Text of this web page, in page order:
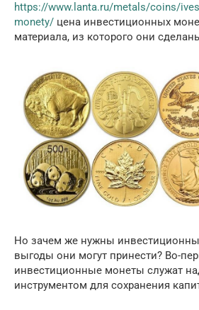
https://www.lanta.ru/metals/coins/
monety/ цена инвестиционных
материала, из которого они
Но зачем же нужны
выгоды они могут принести? Во-
инвестиционные монеты служат
инструментом для сохранения